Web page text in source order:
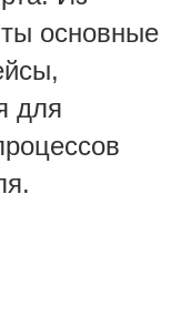
основные
для